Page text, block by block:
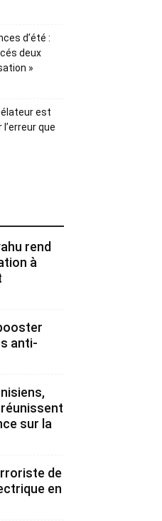
d’été :
deux
»
est
que
rend
à
anti-
sur la
de
en